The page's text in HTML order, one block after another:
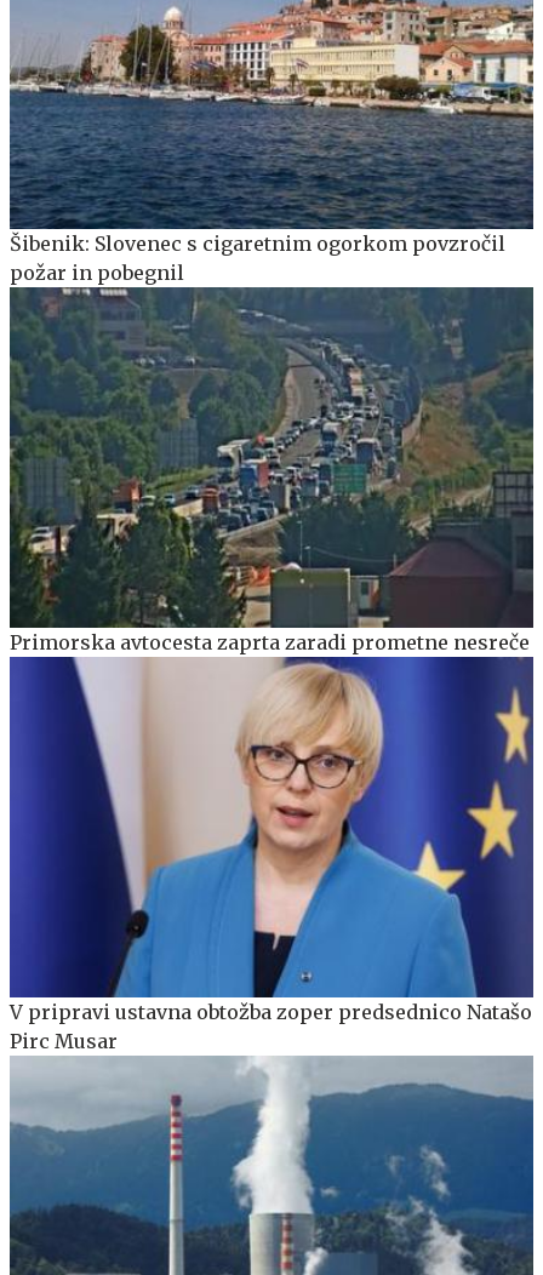
Šibenik: Slovenec s cigaretnim ogorkom povzročil
požar in pobegnil
Primorska avtocesta zaprta zaradi prometne nesreče
V pripravi ustavna obtožba zoper predsednico Natašo
Pirc Musar